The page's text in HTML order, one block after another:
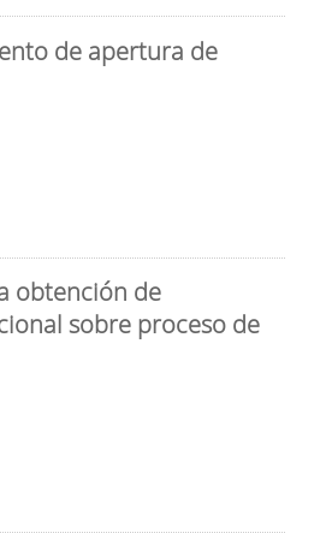
de apertura de
obtención de
sobre proceso de